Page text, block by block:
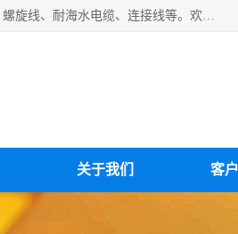
扬州市斯拜秀电缆厂专业生产：弹性电缆、弹簧电缆线、挂车螺旋线、螺旋电缆、弹簧线、螺旋线、耐海水电缆、连接线等。欢迎来电咨询！
关于我们 客